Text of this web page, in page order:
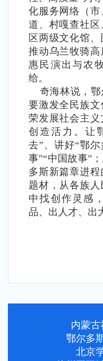
化服务网络（
道、村嘎查社
区两级文化馆、
推动乌兰牧骑
惠民演出与农
给。
奇海林说，鄂
要激发全民族
荣发展社会主
创造活力。让
去”、讲好“鄂
事”“中国故事”
多斯新篇章进
题材，从各族
中找创作灵感
品、出人才、出
内蒙古
鄂尔多
北京